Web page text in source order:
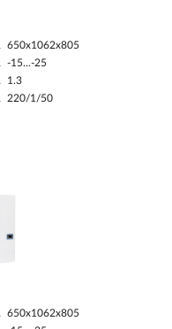
650x1062x805
-15...-25
1.3
220/1/50
650x1062x805